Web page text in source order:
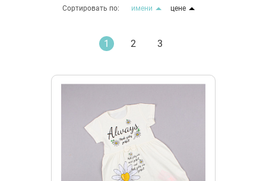
Сортировать по: имени цене
1 2 3